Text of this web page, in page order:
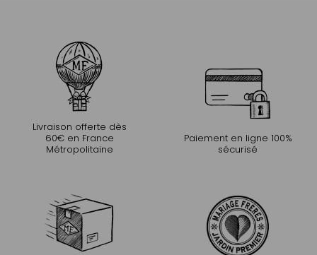
Livraison offerte dès
60€ en France
Métropolitaine
Paiement en ligne 100%
sécurisé